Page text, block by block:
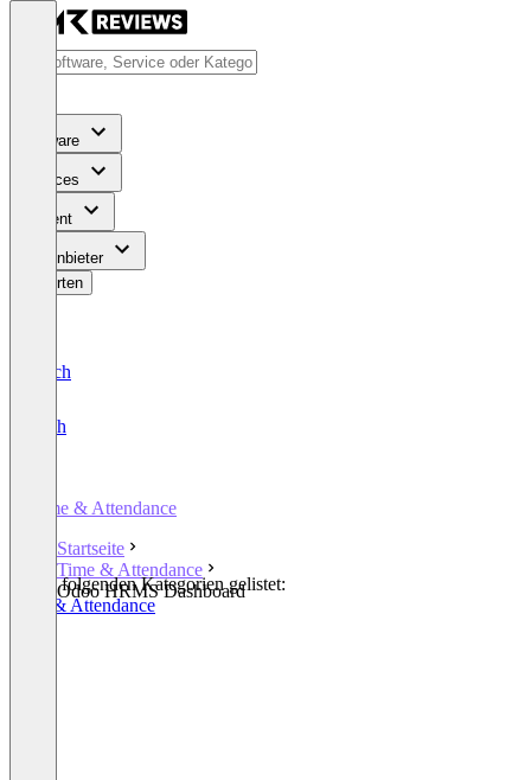
Software
Services
Content
Für Anbieter
Bewerten
Deutsch
English
Time & Attendance
Startseite
Time & Attendance
Odoo HRMS Dashboard
In den folgenden Kategorien gelistet:
Time & Attendance